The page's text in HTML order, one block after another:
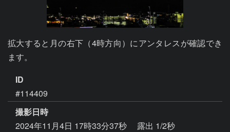
拡大すると月の右下（4時方向）にアンタレスが確認でき
ます。
ID
#114409
撮影日時
2024年11月4日 17時33分37秒
露出 1/2秒